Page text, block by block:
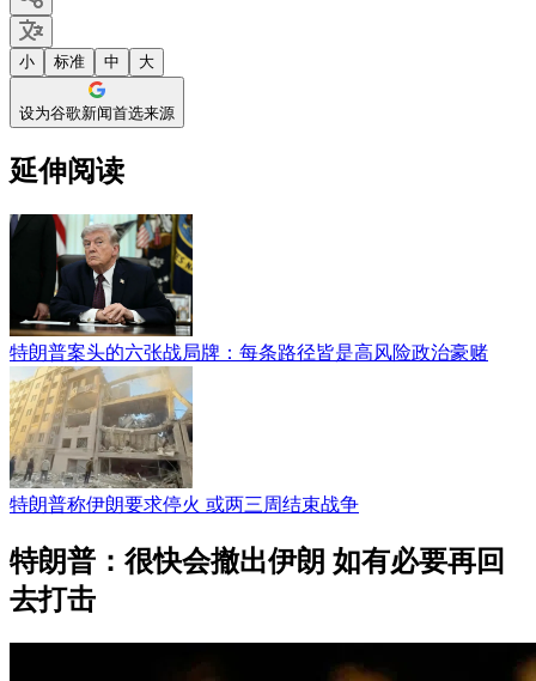
小 标准 中 大
设为谷歌新闻首选来源
延伸阅读
特朗普案头的六张战局牌：每条路径皆是高风险政治豪赌
特朗普称伊朗要求停火 或两三周结束战争
特朗普：很快会撤出伊朗 如有必要再回
去打击